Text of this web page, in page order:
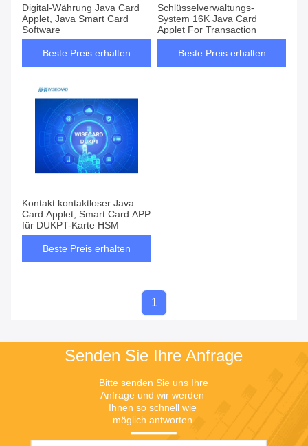
Digital-Währung Java Card
Applet, Java Smart Card
Software
Beste Preis erhalten
Schlüsselverwaltungs-
System 16K Java Card
Applet For Transaction
Beste Preis erhalten
Kontakt kontaktloser Java
Card Applet, Smart Card APP
für DUKPT-Karte HSM
Beste Preis erhalten
1
Senden Sie Ihre Anfrage
Bitte senden Sie uns Ihre
Anfrage und wir werden
Ihnen so schnell wie
möglich antworten.